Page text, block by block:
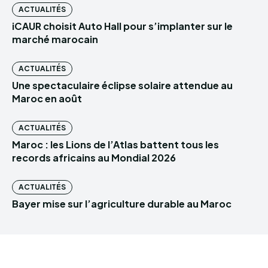
ACTUALITÉS
iCAUR choisit Auto Hall pour s’implanter sur le
marché marocain
ACTUALITÉS
Une spectaculaire éclipse solaire attendue au
Maroc en août
ACTUALITÉS
Maroc : les Lions de l’Atlas battent tous les
records africains au Mondial 2026
ACTUALITÉS
Bayer mise sur l’agriculture durable au Maroc